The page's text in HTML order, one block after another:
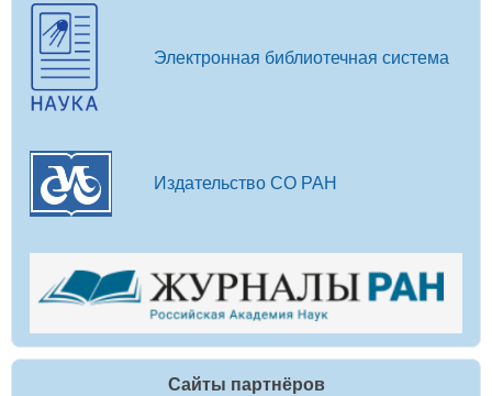
Электронная библиотечная система
Издательство СО РАН
Сайты партнёров